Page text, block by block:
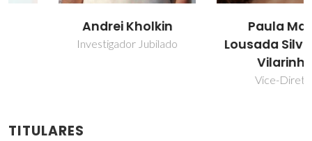
Andrei Kholkin
Investigador Jubilado
Paula Maria
Lousada Silveirinha
Vilarinho
Vice-Diretor
TITULARES